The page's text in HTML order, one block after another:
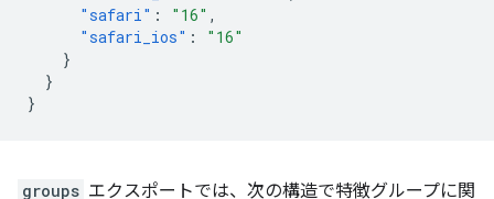
"safari" : "16" ,
"safari_ios" :
"16"
}
}
}
groups エクスポートでは、次の構造で特徴グループに関